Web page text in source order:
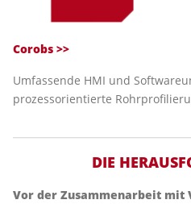
Corobs >>
Umfassende HMI und
prozessorientierte
DIE
Vor der Zusammenarbeit mit